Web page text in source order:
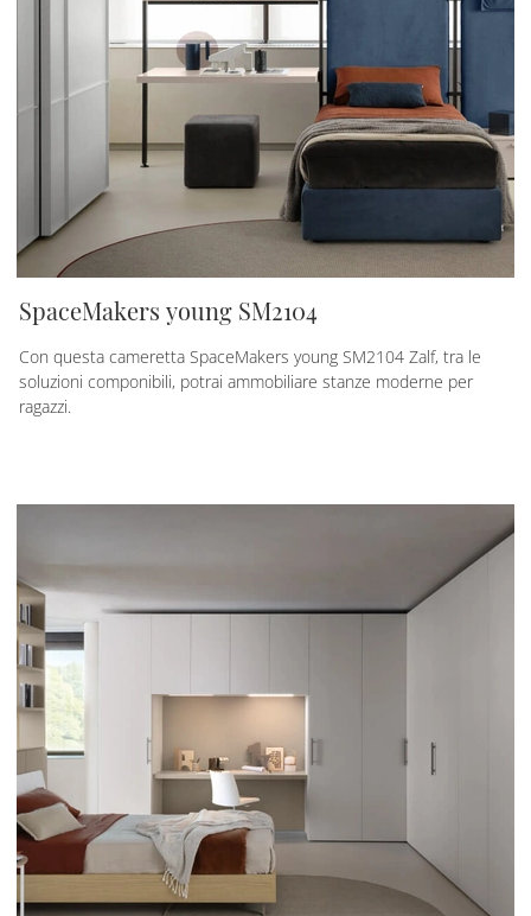
SpaceMakers young SM2104
Con questa cameretta SpaceMakers young SM2104 Zalf, tra le
soluzioni componibili, potrai ammobiliare stanze moderne per
ragazzi.